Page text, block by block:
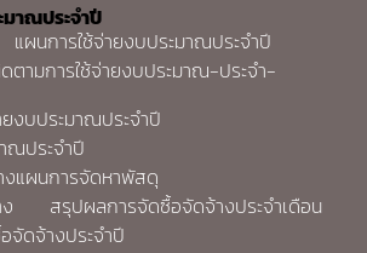
าณประจำปี
แผนการใช้จ่ายงบประมาณประจำปี
ตามการใช้จ่ายงบประมาณ-ประจำ-
งบประมาณประจำปี
ประจำปี
แผนการจัดหาพัสดุ
สรุปผลการจัดซื้อจัดจ้างประจำเดือน
จัดจ้างประจำปี